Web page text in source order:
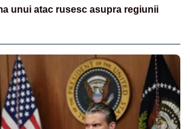
unui atac rusesc asupra regiunii